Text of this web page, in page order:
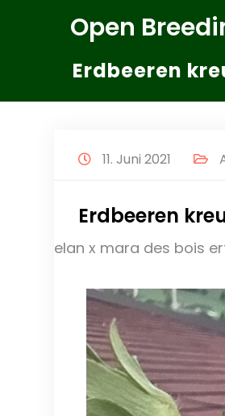
Open
Erdbeeren
11. Juni 2021
Erdbeeren
elan x mara des bois